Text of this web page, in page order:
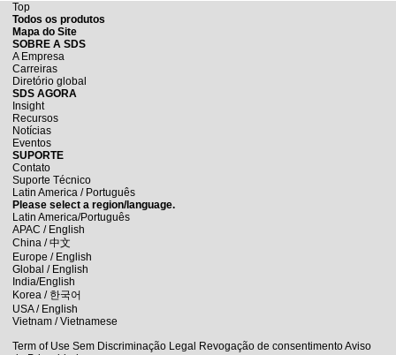
Top
Todos os produtos
Mapa do Site
SOBRE A SDS
A Empresa
Carreiras
Diretório global
SDS AGORA
Insight
Recursos
Notícias
Eventos
SUPORTE
Contato
Suporte Técnico
Latin America / Português
Please select a region/language.
Latin America/Português
APAC / English
China /中文
Europe / English
Global / English
India/English
Korea / 한국어
USA / English
Vietnam / Vietnamese
Term of Use Sem Discriminação Legal Revogação de consentimentoAviso